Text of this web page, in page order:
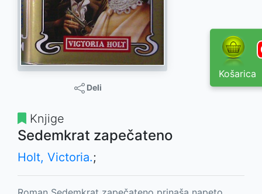
Košarica
Deli
Knjige
Sedemkrat zapečateno
Holt, Victoria.;